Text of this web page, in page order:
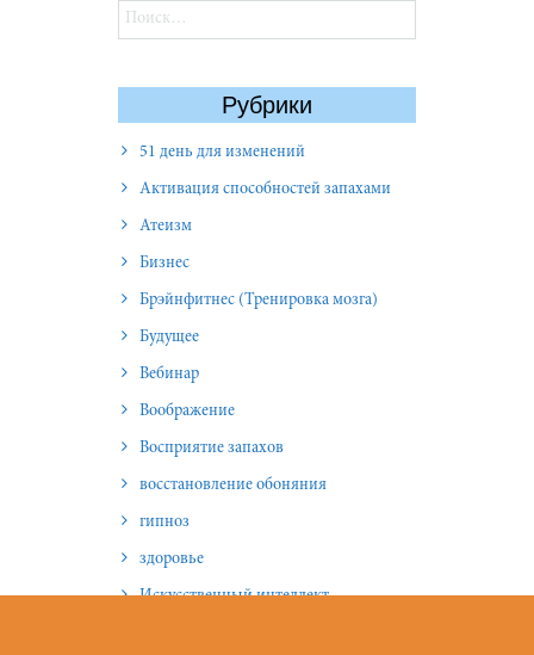
Найти:
Рубрики
51 день для изменений
Активация способностей запахами
Атеизм
Бизнес
Брэйнфитнес (Тренировка мозга)
Будущее
Вебинар
Воображение
Восприятие запахов
восстановление обоняния
гипноз
здоровье
Искусственный интеллект